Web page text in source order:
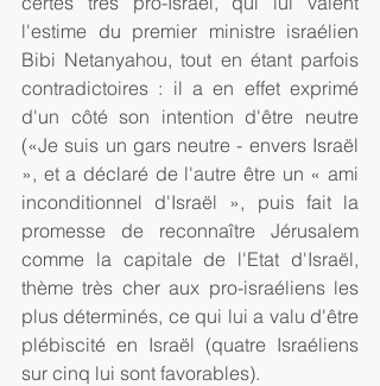
l'estime du premier ministre israélien
Bibi Netanyahou, tout en étant parfois
contradictoires : il a en effet exprimé
d'un côté son intention d'être neutre
(«Je suis un gars neutre - envers Israël
», et a déclaré de l'autre être un « ami
inconditionnel d'Israël », puis fait la
promesse de reconnaître Jérusalem
comme la capitale de l'Etat d'Israël,
thème très cher aux pro-israéliens les
plus déterminés, ce qui lui a valu d'être
plébiscité en Israël (quatre Israéliens
sur cinq lui sont favorables).